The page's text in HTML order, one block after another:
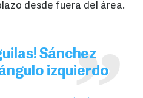
desde fuera del área.
Sánchez
izquierdo